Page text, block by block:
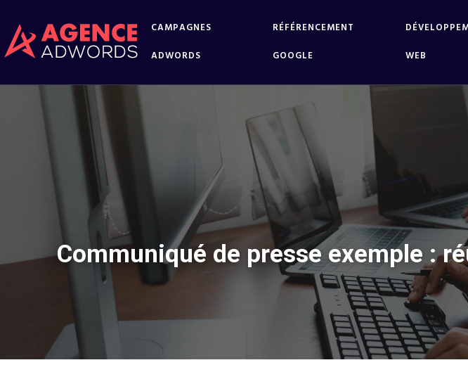
CAMPAGNES
ADWORDS
RÉFÉRENCEMENT
GOOGLE
WEB
Communiqué de presse exemple :